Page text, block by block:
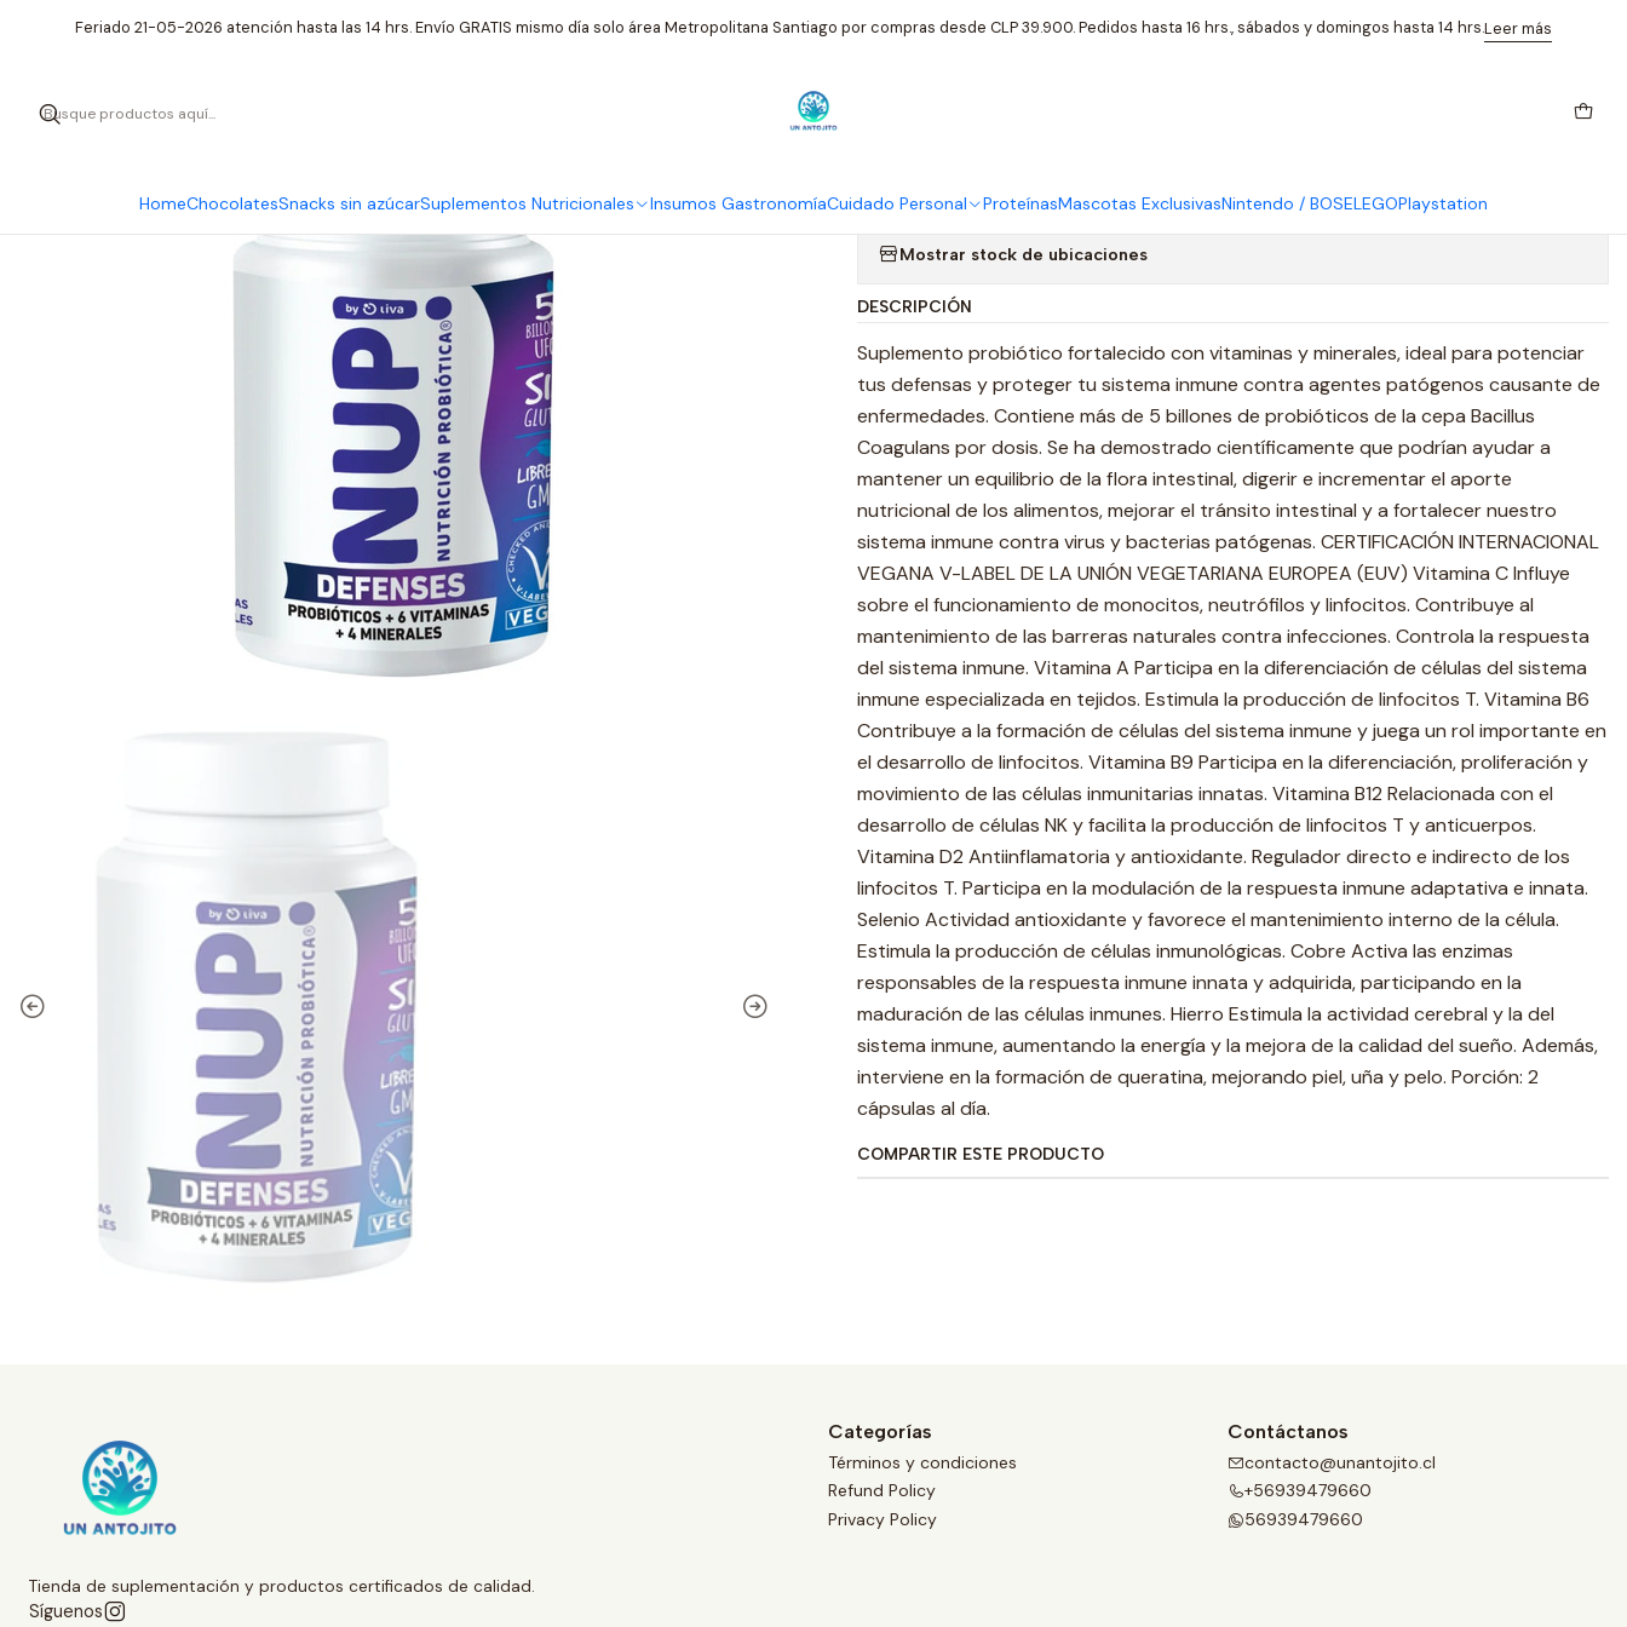
HomeChocolatesSnacks sin azúcarSuplementos Nutricionales Insumos GastronomíaCuidado Personal ProteínasMascotas ExclusivasNintendo / BOSELEGOPlaystation
Feriado 21-05-2026 atención hasta las 14 hrs. Envío GRATIS mismo día solo área Metropolitana Santiago por compras desde CLP 39.900. Pedidos hasta 16 hrs., sábados y domingos hasta 14 hrs.Leer más
Inicio Suplementos Nutricionales Nup Probiotico Defenses Potenciador Sistema Inmune 60 Caps
Mostrar stock de ubicaciones
DESCRIPCIÓN
Suplemento probiótico fortalecido con vitaminas y minerales, ideal para potenciar
tus defensas y proteger tu sistema inmune contra agentes patógenos causante de
enfermedades. Contiene más de 5 billones de probióticos de la cepa Bacillus
Coagulans por dosis. Se ha demostrado científicamente que podrían ayudar a
mantener un equilibrio de la flora intestinal, digerir e incrementar el aporte
nutricional de los alimentos, mejorar el tránsito intestinal y a fortalecer nuestro
sistema inmune contra virus y bacterias patógenas. CERTIFICACIÓN INTERNACIONAL
VEGANA V-LABEL DE LA UNIÓN VEGETARIANA EUROPEA (EUV) Vitamina C Influye
sobre el funcionamiento de monocitos, neutrófilos y linfocitos. Contribuye al
mantenimiento de las barreras naturales contra infecciones. Controla la respuesta
del sistema inmune. Vitamina A Participa en la diferenciación de células del sistema
inmune especializada en tejidos. Estimula la producción de linfocitos T. Vitamina B6
Contribuye a la formación de células del sistema inmune y juega un rol importante en
el desarrollo de linfocitos. Vitamina B9 Participa en la diferenciación, proliferación y
movimiento de las células inmunitarias innatas. Vitamina B12 Relacionada con el
desarrollo de células NK y facilita la producción de linfocitos T y anticuerpos.
Vitamina D2 Antiinflamatoria y antioxidante. Regulador directo e indirecto de los
linfocitos T. Participa en la modulación de la respuesta inmune adaptativa e innata.
Selenio Actividad antioxidante y favorece el mantenimiento interno de la célula.
Estimula la producción de células inmunológicas. Cobre Activa las enzimas
responsables de la respuesta inmune innata y adquirida, participando en la
maduración de las células inmunes. Hierro Estimula la actividad cerebral y la del
sistema inmune, aumentando la energía y la mejora de la calidad del sueño. Además,
interviene en la formación de queratina, mejorando piel, uña y pelo. Porción: 2
cápsulas al día.
COMPARTIR ESTE PRODUCTO
Tienda de suplementación y productos certificados de calidad.
Síguenos
Categorías
Términos y condiciones
Refund Policy
Privacy Policy
Contáctanos
contacto@unantojito.cl
+56939479660
56939479660